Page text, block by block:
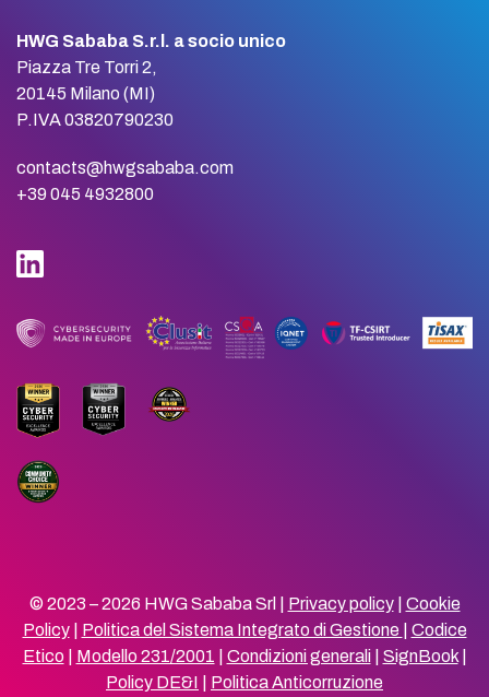
HWG Sababa S.r.l. a socio unico
Piazza Tre Torri 2,
20145 Milano (MI)
P.IVA 03820790230
contacts@hwgsababa.com
+39 045 4932800
© 2023 – 2026 HWG Sababa Srl | Privacy policy| Cookie
Policy| Politica del Sistema Integrato di Gestione
Codice
Etico| Modello 231/2001 Condizioni generali| SignBook|
Policy DE&I
Politica Anticorruzione